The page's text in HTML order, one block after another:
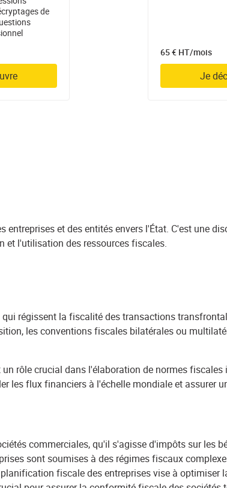
de
65 € HT/mois
Je
et des entités envers l'État. C'est une
et l'utilisation des ressources fiscales.
régissent la fiscalité des transactions
les conventions fiscales bilatérales ou
rôle crucial dans l'élaboration de normes
les flux financiers à l'échelle mondiale et assurer
commerciales, qu'il s'agisse d'impôts sur les
sont soumises à des régimes fiscaux
fiscale des entreprises vise à